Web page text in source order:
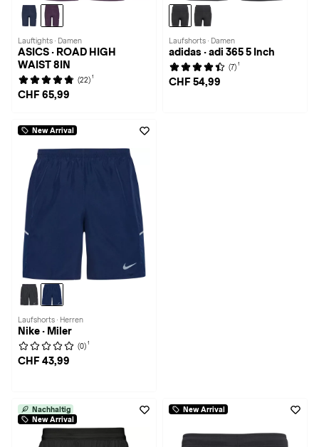
Lauftights · Damen
ASICS · ROAD HIGH
WAIST 8IN
(22) 1
CHF 65,99
Laufshorts · Damen
adidas · adi 365 5 Inch
(7) 1
CHF 54,99
New Arrival
Laufshorts · Herren
Nike · Miler
(0) 1
CHF 43,99
Nachhaltig
New Arrival
New Arrival